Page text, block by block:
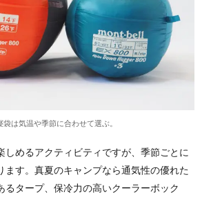
袋は気温や季節に合わせて選ぶ。
しめるアクティビティですが、季節ごとに
ます。真夏のキャンプなら通気性の優れた
るタープ、保冷力の高いクーラーボック